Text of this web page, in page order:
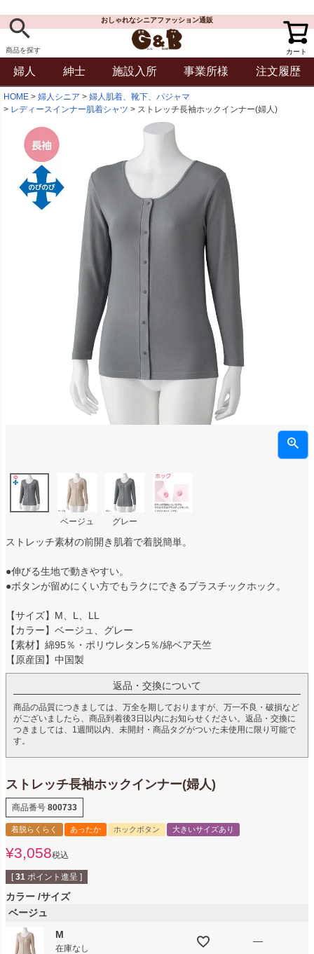
商品を探す
おしゃれなシニアファッション通販
カート
婦人 紳士 施設入所 事業所様 注文履歴
HOME 婦人シニア
婦人肌着、靴下、パジャマ
レディースインナー肌着シャツ
ストレッチ長袖ホックインナー(婦人)
ベージュ グレー
ストレッチ素材の前開き肌着で着脱簡単。
●伸びる生地で動きやすい。
●ボタンが留めにくい方でもラクにできるプラスチックホック。
【サイズ】M、L、LL
【カラー】ベージュ、グレー
【素材】綿95％・ポリウレタン5％/綿ベア天竺
【原産国】中国製
返品・交換について
商品の品質につきましては、万全を期しておりますが、万一不良・破損など
がございましたら、商品到着後3日以内にお知らせください。返品・交換に
つきましては、1週間以内、未開封・商品タグがついた未使用に限り可能で
す。
ストレッチ長袖ホックインナー(婦人)
商品番号 800733
着脱らくらく あったか ホックボタン 大きいサイズあり
¥3,058税込
[ 31 ポイント進呈 ]
カラー サイズ
ベージュ
M
在庫なし
—